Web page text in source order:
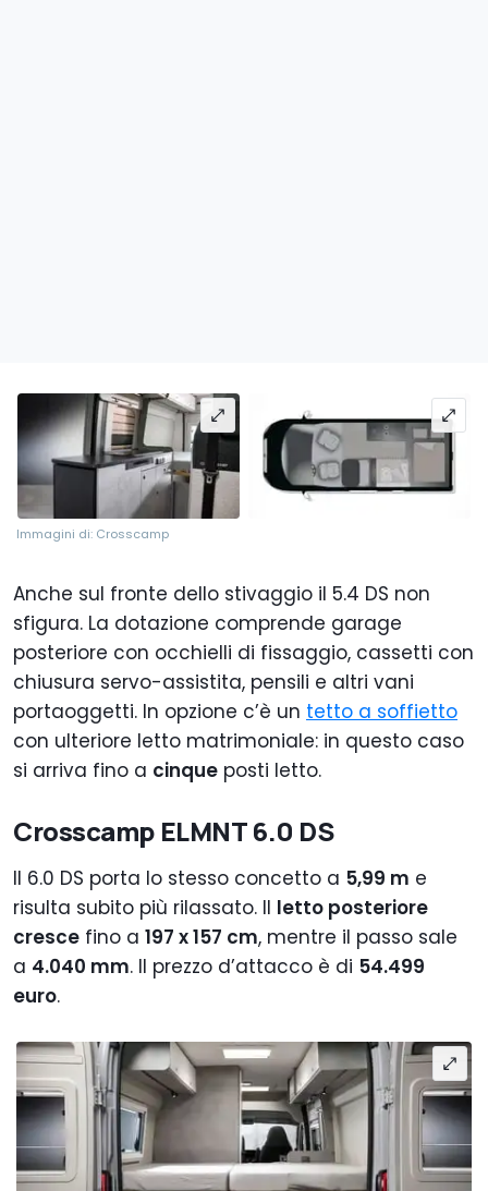
Immagini di: Crosscamp
Anche sul fronte dello stivaggio il 5.4 DS non
sfigura. La dotazione comprende garage
posteriore con occhielli di fissaggio, cassetti con
chiusura servo-assistita, pensili e altri vani
portaoggetti. In opzione c’è un tetto a soffietto
con ulteriore letto matrimoniale: in questo caso
si arriva fino a cinque posti letto.
Crosscamp ELMNT 6.0 DS
Il 6.0 DS porta lo stesso concetto a 5,99 m e
risulta subito più rilassato. Il letto posteriore
cresce fino a 197 x 157 cm, mentre il passo sale
a 4.040 mm. Il prezzo d’attacco è di 54.499
euro.